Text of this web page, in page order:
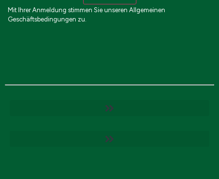
Mit Ihrer Anmeldung stimmen Sie unseren Allgemeinen
Geschäftsbedingungen zu.